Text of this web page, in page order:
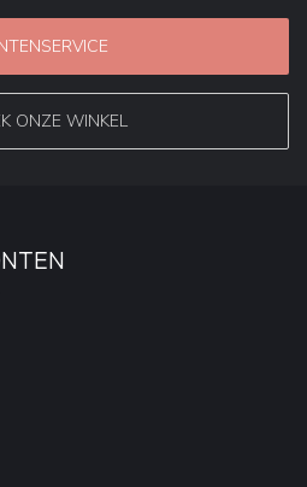
ONZE WINKEL